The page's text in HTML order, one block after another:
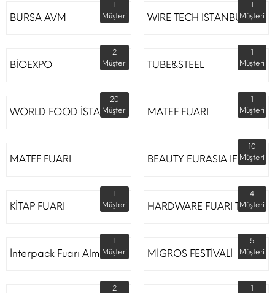
BURSA AVM
1
Müşteri
WIRE TECH ISTANBUL
1
Müşteri
BİOEXPO
2
Müşteri
TUBE&STEEL
1
Müşteri
WORLD FOOD İSTANBUL
20
Müşteri
MATEF FUARI
1
Müşteri
MATEF FUARI BEAUTY EURASIA IFM
10
Müşteri
KİTAP FUARI
1
Müşteri
HARDWARE FUARI TÜYAP
4
Müşteri
İnterpack Fuarı Almanya
1
Müşteri
MİGROS FESTİVALİ
5
Müşteri
2
1